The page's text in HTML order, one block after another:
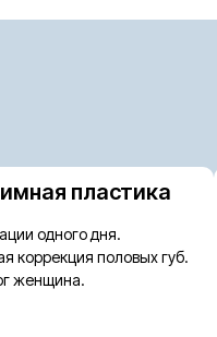
пластика
одного дня.
коррекция половых губ.
женщина.